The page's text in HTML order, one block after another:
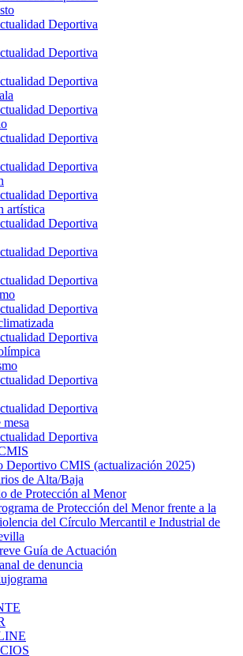
Deportiva
Deportiva
Deportiva
Deportiva
Deportiva
Deportiva
Deportiva
artística
Deportiva
Deportiva
Deportiva
Deportiva
Deportiva
Deportiva
Deportiva
Deportiva
Deportivo CMIS (actualización 2025)
de Alta/Baja
de Protección al Menor
de Protección del Menor frente a la
del Círculo Mercantil e Industrial de
Guía de Actuación
de denuncia